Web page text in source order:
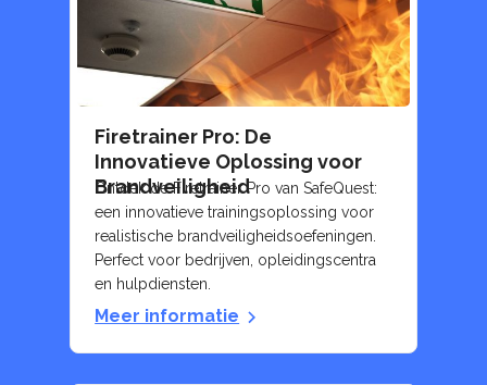
Firetrainer Pro: De
Innovatieve Oplossing voor
Brandveiligheid
Ontdek de Firetrainer Pro van SafeQuest:
een innovatieve trainingsoplossing voor
realistische brandveiligheidsoefeningen.
Perfect voor bedrijven, opleidingscentra
en hulpdiensten.
Meer informatie